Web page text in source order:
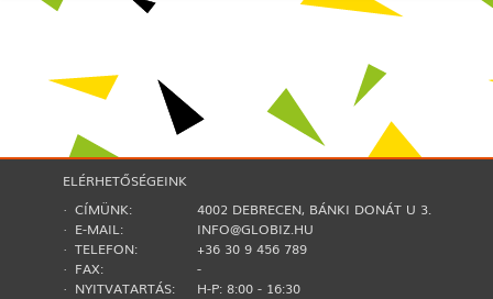
ELÉRHETŐSÉGEINK
· CÍMÜNK:
4002 DEBRECEN, BÁNKI DONÁT U 3.
· E-MAIL:
INFO@GLOBIZ.HU
· TELEFON:
+36 30 9 456 789
· FAX:
-
· NYITVATARTÁS:
H-P: 8:00 - 16:30